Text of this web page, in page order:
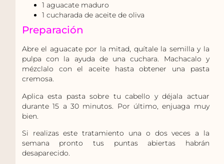
1 aguacate maduro
1 cucharada de aceite de oliva
Preparación
Abre el aguacate por la mitad, quítale la semilla y la
pulpa con la ayuda de una cuchara. Machacalo y
mézclalo con el aceite hasta obtener una pasta
cremosa.
Aplica esta pasta sobre tu cabello y déjala actuar
durante 15 a 30 minutos. Por último, enjuaga muy
bien.
Si realizas este tratamiento una o dos veces a la
semana pronto tus puntas abiertas habrán
desaparecido.